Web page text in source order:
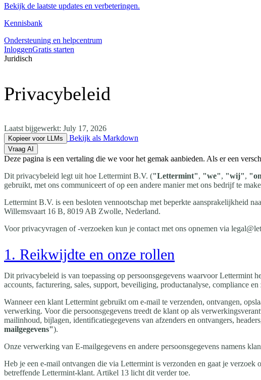
Bekijk de laatste updates en verbeteringen.
Kennisbank
Ondersteuning en helpcentrum
InloggenGratis starten
Juridisch
Privacybeleid
Laatst bijgewerkt: July 17, 2026
Kopieer voor LLMs Bekijk als Markdown
Vraag AI
Deze pagina is een vertaling die we voor het gemak aanbieden. Als er een
Dit privacybeleid legt uit hoe Lettermint B.V. ("Lettermint", "we", "wij",
gebruikt, met ons communiceert of op een andere manier met ons bedrijf te
Lettermint B.V. is een besloten vennootschap met beperkte aansprakelijkheid
Willemsvaart 16 B, 8019 AB Zwolle, Nederland.
Voor privacyvragen of -verzoeken kun je contact met ons opnemen via
1. Reikwijdte en onze rollen
Dit privacybeleid is van toepassing op persoonsgegevens waarvoor Lettermint
accounts, facturering, sales, support, beveiliging, productanalyse, compliance
Wanneer een klant Lettermint gebruikt om e-mail te verzenden, ontvangen,
verwerking. Voor die persoonsgegevens treedt de klant op als
mailinhoud, bijlagen, identificatiegegevens van afzenders en ontvangers,
mailgegevens").
Onze verwerking van E-mailgegevens en andere persoonsgegevens namens
Heb je een e-mail ontvangen die via Lettermint is verzonden en gaat je verzoek
betreffende Lettermint-klant. Artikel 13 licht dit verder toe.